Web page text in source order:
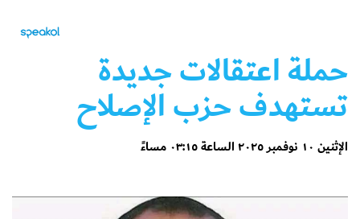
حملة اعتقالات جديدة
تستهدف حزب الإصلاح
الإثنين ١٠ نوفمبر ٢٠٢٥ الساعة ٠٣:١٥ مساءً